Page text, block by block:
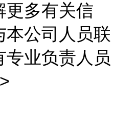
更多有关信
本公司人员联
专业负责人员